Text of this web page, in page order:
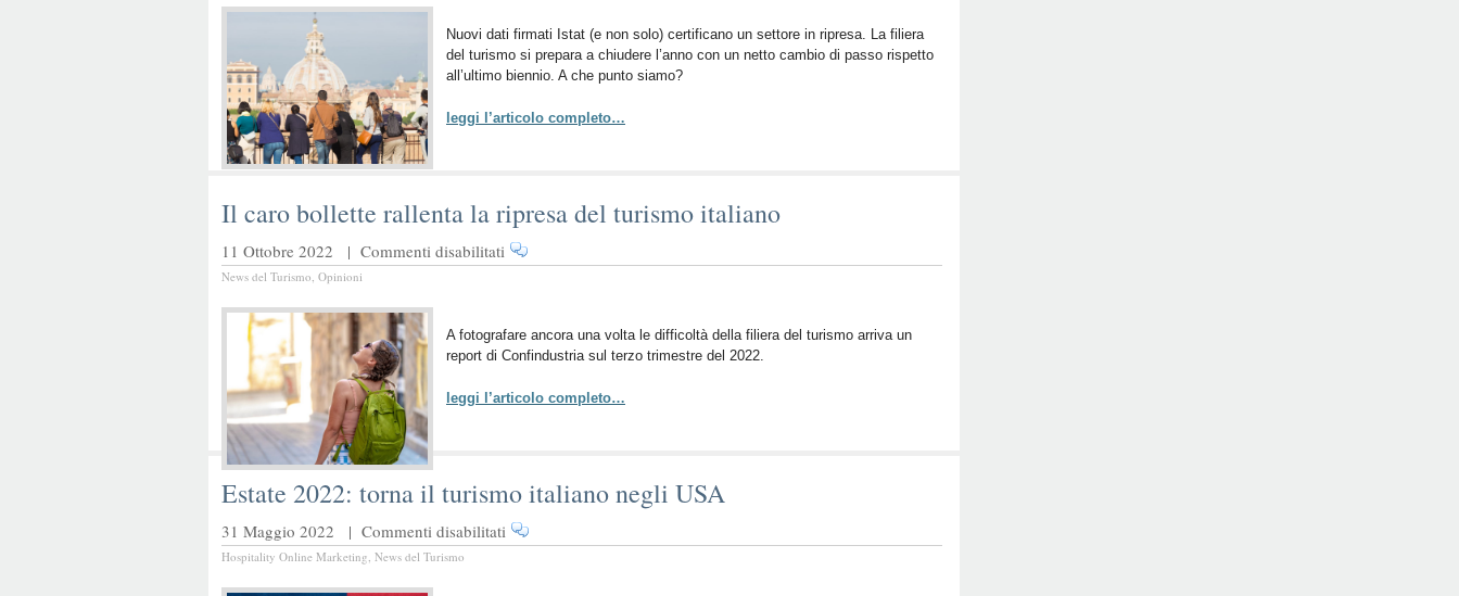
nel
segno
della
Ottime
di
Ognissanti
Nuovi dati firmati Istat (e non solo) certificano un settore in ripresa. La filiera
del turismo si prepara a chiudere l’anno con un netto cambio di passo rispetto
all’ultimo biennio. A che punto siamo?
leggi l’articolo completo…
Il caro bollette rallenta la ripresa del turismo italiano
11 Ottobre 2022 | Commenti disabilitati su
Il
rallenta
la
del
News del Turismo, Opinioni
A fotografare ancora una volta le difficoltà della filiera del turismo arriva un
report di Confindustria sul terzo trimestre del 2022.
leggi l’articolo completo…
Estate 2022: torna il turismo italiano negli USA
31 Maggio 2022 | Commenti disabilitati su
Estate
Hospitality Online Marketing, News del Turismo